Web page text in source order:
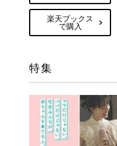
楽天ブックス
で購入
特集